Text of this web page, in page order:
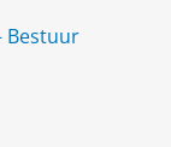
Bestuur